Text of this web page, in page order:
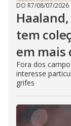
DO R7/08/07/2026
tem
em mais
Fora dos
interesse
grifes